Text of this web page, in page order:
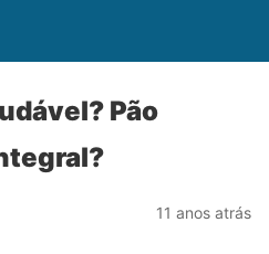
Pão
11 anos atrás